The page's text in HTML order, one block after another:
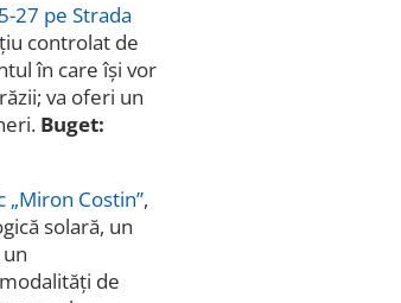
27 pe Strada
controlat de
în care își vor
va oferi un
Buget:
Costin”,
solară, un
de